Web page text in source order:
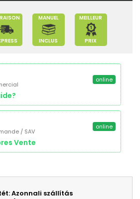
MANUEL
INCLUS
MEILLEUR
PRIX
online
/ SAV
Vente
online
Azonnali szállítás